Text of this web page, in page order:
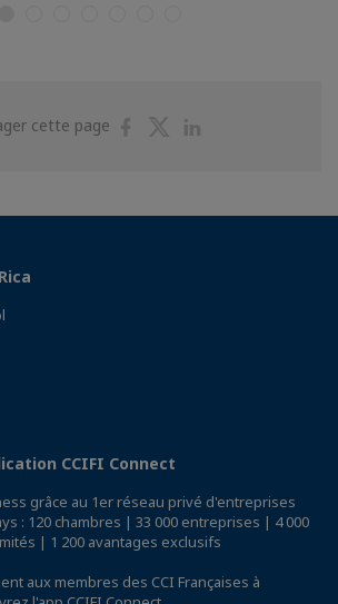
cette page
PartagerPartager
CCIFI Connect
grâce au 1er réseau privé d'entreprises
: 120 chambres | 33 000 entreprises | 4 000
| 1 200 avantages exclusifs
aux membres des CCI Françaises à